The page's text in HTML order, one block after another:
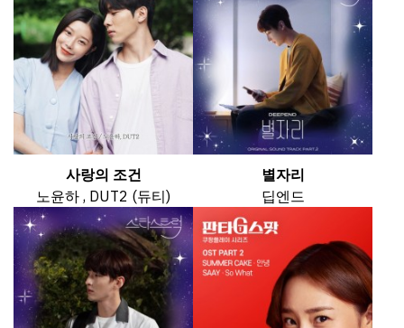
사랑의 조건
노윤하 , DUT2 (듀티)
별자리
딥엔드